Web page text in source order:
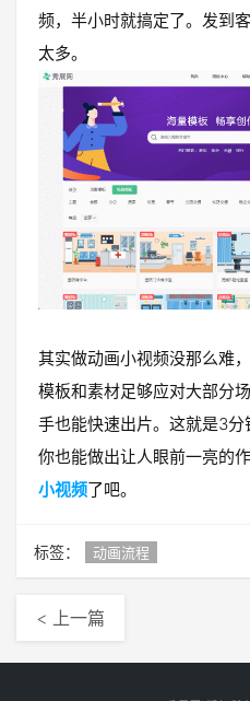
频，半小时就搞定了。发到
太多。
其实做动画小视频没那么难
模板和素材足够应对大部分
手也能快速出片。这就是3分
你也能做出让人眼前一亮的
小视频了吧。
标签： 动画流程
< 上一篇